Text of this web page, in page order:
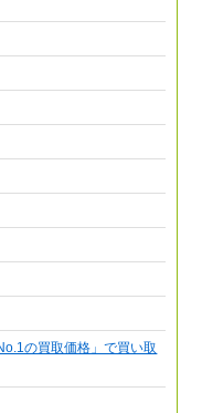
の買取価格」で買い取